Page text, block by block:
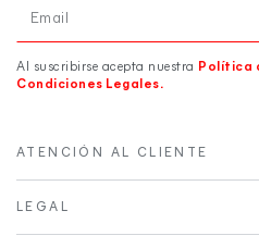
Email
Al suscribirse acepta nuestra Política
Condiciones Legales.
ATENCIÓN AL CLIENTE
LEGAL